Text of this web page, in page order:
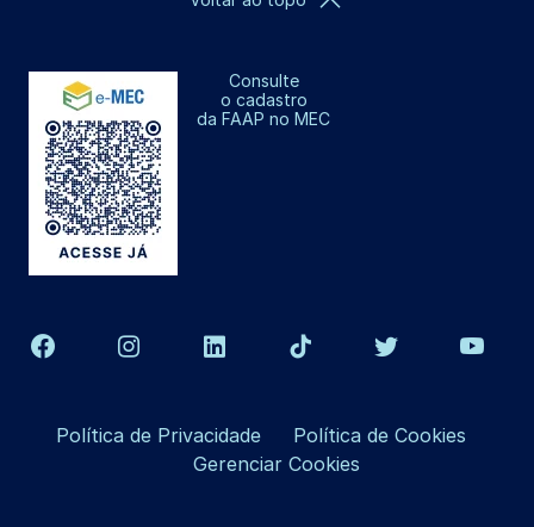
Consulte
o cadastro
da FAAP no MEC
Política de Privacidade
Política de Cookies
Gerenciar Cookies